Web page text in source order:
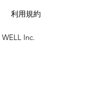
Inc.
利用規約